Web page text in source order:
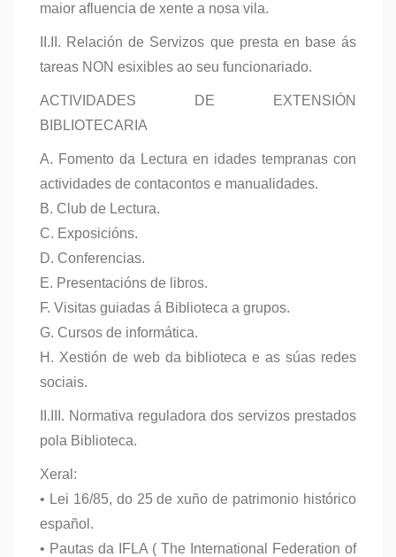
maior afluencia de xente a nosa vila.
II.II. Relación de Servizos que presta en base ás
tareas NON esixibles ao seu funcionariado.
ACTIVIDADES DE EXTENSIÓN
BIBLIOTECARIA
A. Fomento da Lectura en idades tempranas con
actividades de contacontos e manualidades.
B. Club de Lectura.
C. Exposicións.
D. Conferencias.
E. Presentacións de libros.
F. Visitas guiadas á Biblioteca a grupos.
G. Cursos de informática.
H. Xestión de web da biblioteca e as súas redes
sociais.
II.III. Normativa reguladora dos servizos prestados
pola Biblioteca.
Xeral:
• Lei 16/85, do 25 de xuño de patrimonio histórico
español.
• Pautas da IFLA ( The International Federation of